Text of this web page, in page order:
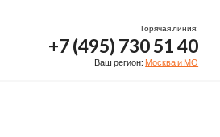
Горячая линия:
+7 (495) 730 51 40
Ваш регион: Москва и МО